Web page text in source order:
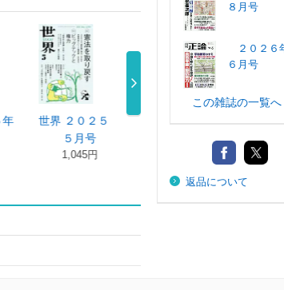
世界 ２０２５年
５月号
1,045円
世界 ２０２４年
世界 ２０
１０月号
1,045円
８月号
２０２６
６月号
この雑誌の一覧へ
返品について